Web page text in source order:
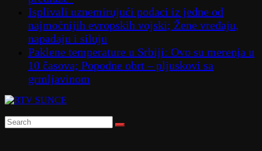
Isplivali uznemirujući podaci iz jedne od
najmoćnijih evropskih vojski; Žene vređaju,
napadaju i siluju
Paklene temperature u Srbiji: Ovo su merenja u
10 časova; Popodne obrt – pljuskovi sa
grmljavinom